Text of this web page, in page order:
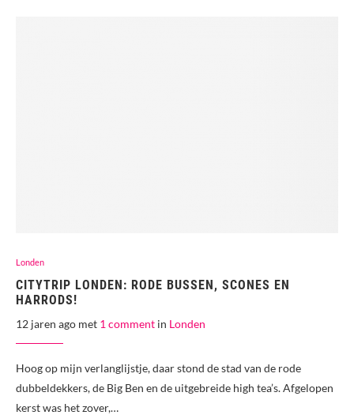
Londen
CITYTRIP LONDEN: RODE BUSSEN, SCONES EN
HARRODS!
12 jaren ago met 1 comment in Londen
Hoog op mijn verlanglijstje, daar stond de stad van de rode
dubbeldekkers, de Big Ben en de uitgebreide high tea’s. Afgelopen
kerst was het zover,…